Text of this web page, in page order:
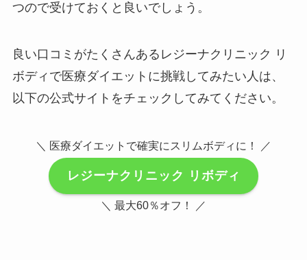
つので受けておくと良いでしょう。
良い口コミがたくさんあるレジーナクリニック リ
ボディで医療ダイエットに挑戦してみたい人は、
以下の公式サイトをチェックしてみてください。
＼ 医療ダイエットで確実にスリムボディに！ ／
レジーナクリニック リボディ
＼ 最大60％オフ！ ／